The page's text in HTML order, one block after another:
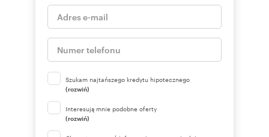
Szukam najtańszego kredytu hipotecznego
(rozwiń)
Interesują mnie podobne oferty
(rozwiń)